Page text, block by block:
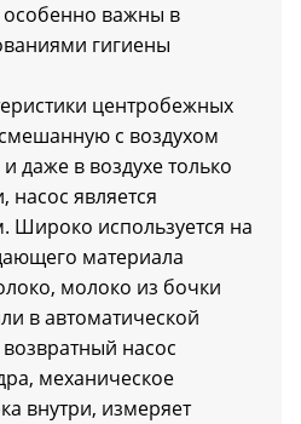
важны в
гигиены
центробежных
с воздухом
даже в воздухе только
является
используется на
материала
молоко из бочки
в автоматической
возвратный насос
механическое
внутри, измеряет